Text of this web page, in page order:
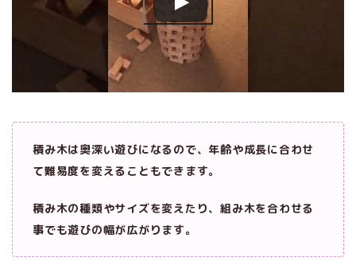
積み木は奥深い遊びになるので、年齢や成長に合わせ
て難易度を変えることもできます。
積み木の種類やサイズを変えたり、組み木を合わせる
事でも遊びの幅が広がります。